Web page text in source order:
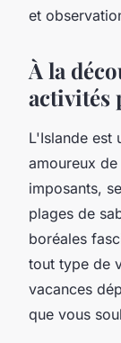
et
À la
activités
L'Islande est
amoureux
imposants,
plages de
boréales
tout type de
vacances
que vous